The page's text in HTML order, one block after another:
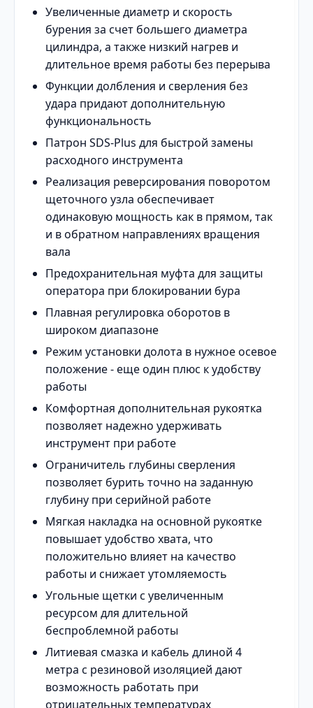
Увеличенные диаметр и скорость
бурения за счет большего диаметра
цилиндра, а также низкий нагрев и
длительное время работы без перерыва
Функции долбления и сверления без
удара придают дополнительную
функциональность
Патрон SDS-Plus для быстрой замены
расходного инструмента
Реализация реверсирования поворотом
щеточного узла обеспечивает
одинаковую мощность как в прямом, так
и в обратном направлениях вращения
вала
Предохранительная муфта для защиты
оператора при блокировании бура
Плавная регулировка оборотов в
широком диапазоне
Режим установки долота в нужное осевое
положение - еще один плюс к удобству
работы
Комфортная дополнительная рукоятка
позволяет надежно удерживать
инструмент при работе
Ограничитель глубины сверления
позволяет бурить точно на заданную
глубину при серийной работе
Мягкая накладка на основной рукоятке
повышает удобство хвата, что
положительно влияет на качество
работы и снижает утомляемость
Угольные щетки с увеличенным
ресурсом для длительной
беспроблемной работы
Литиевая смазка и кабель длиной 4
метра с резиновой изоляцией дают
возможность работать при
отрицательных температурах